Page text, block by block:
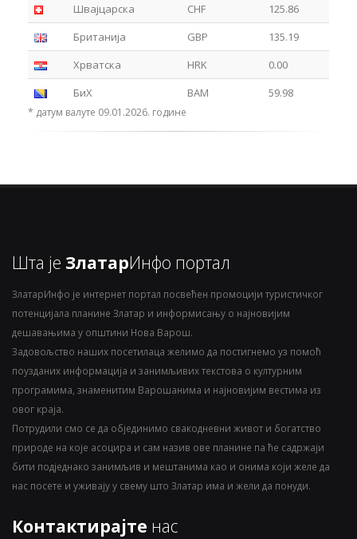
Швајцарска
CHF
125.86
Британија
GBP
135.19
Хрватска
HRK
0.00
БиХ
BAM 59.98
* датум валуте 09.01.2026. године
Шта је ЗлатарИнфо портал
ЗлатарИнфо је интернет портал посвећен промоцији туристичког
потенцијала планине Златар и информисању о најновијим
дешавањима у општини Нова Варош.
Задовољство наших посетилаца желимо да постигнемо уз помоћ
поузданих информација и занимљивих текстова о културним
програмима, знаменитим Варошанима и најновијим вестима из
овог краја.
Потрудили смо се да објединимо свакодневни живот и богатство
природе на које асоцира и сам назив ове планине па ће садржаји
бити подједнако занимљив и мештанима као и онима који желе да
нас посете и уживају у свему што Златар има и жели да понуди.
Контактирајте нас